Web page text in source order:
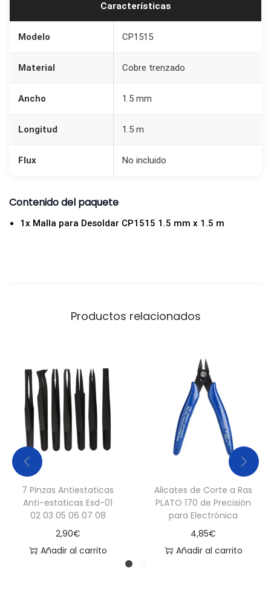
r
P
5
5
1
5
m
n
t
i
d
a
d
Características
Modelo CP1515
Material Cobre trenzado
Ancho 1.5 mm
Longitud 1.5 m
Flux No incluido
Contenido del paquete
1x Malla para Desoldar CP1515 1.5 mm x 1.5 m
Productos relacionados
7 Pinzas Antiestaticas
Anti-estaticas Esd-01
02 03 05 06 07 08
2,90€
Añadir al carrito
Alicates de Corte a Ras
PLATO 170 de Precisión
para Electrónica
4,85€
Añadir al carrito